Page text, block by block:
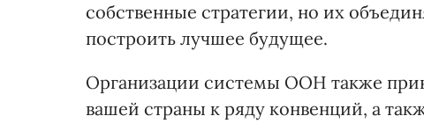
собственные стратегии, но их
построить лучшее будущее.
Организации системы ООН также
вашей страны к ряду конвенций, а